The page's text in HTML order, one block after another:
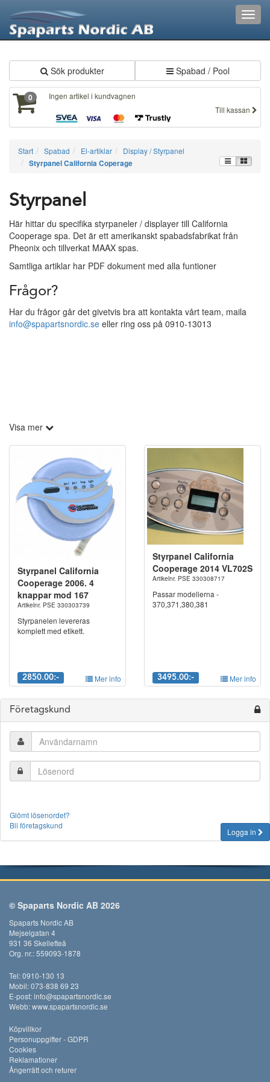
Sök produkter Spabad / Pool
0
Ingen artikel i kundvagnen
Till kassan
Start Spabad El-artiklar
Display / Styrpanel
Styrpanel California Coperage
Styrpanel
Här hittar du specifika styrpaneler / displayer till California
Cooperage spa. Det är ett amerikanskt spabadsfabrikat från
Pheonix och tillverkat MAAX spas.
Samtliga artiklar har PDF dokument med alla funtioner
Frågor?
Har du frågor går det givetvis bra att kontakta vårt team, maila
info@spapartsnordic.se eller ring oss på 0910-13013
Visa mer
Styrpanel California
Cooperage 2006. 4
knappar mod 167
Artikelnr. PSE 330303739
Styrpanelen levereras
komplett med etikett.
2850.00:- Mer info
Styrpanel California
Cooperage 2014 VL702S
Artikelnr. PSE 330308717
Passar modellerna -
370,371,380,381
3495.00:- Mer info
Företagskund
Glömt lösenordet?
Bli företagskund
Logga in
© Spaparts Nordic AB 2026
Spaparts Nordic AB
Mejselgatan 4
931 36 Skellefteå
Org. nr.: 559093-1878
Tel: 0910-130 13
Mobil: 073-838 69 23
E-post:info@spapartsnordic.se
Webb:www.spapartsnordic.se
Köpvillkor
Personuppgifter - GDPR
Cookies
Reklamationer
Ångerrätt och returer